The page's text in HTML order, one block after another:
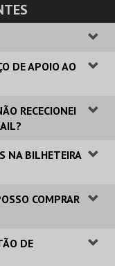
DE APOIO AO
RECECIONEI
NA BILHETEIRA
COMPRAR
DE